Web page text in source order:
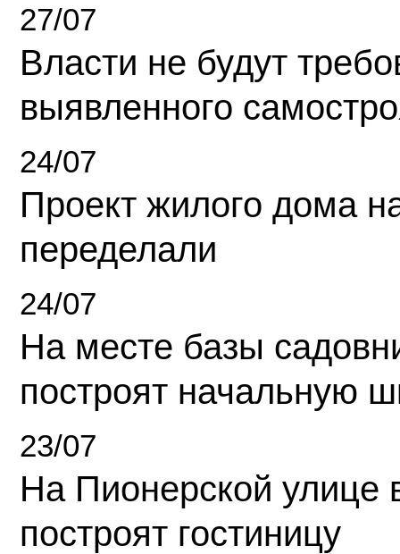
27/07
Власти не будут
выявленного
24/07
Проект жилого дома
переделали
24/07
На месте базы
построят начальную
23/07
На Пионерской улице
построят гостиницу